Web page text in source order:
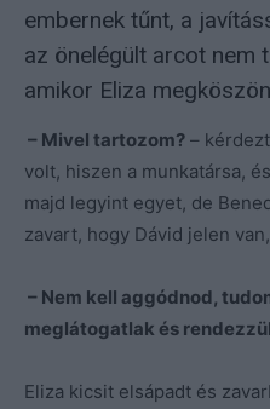
embernek tűnt, a
az önelégült arcot nem
amikor Eliza
– Mivel tartozom? –
volt, hiszen a munkatársa,
majd legyint egyet, de
zavart, hogy Dávid jelen
– Nem kell aggódnod,
meglátogatlak és
Eliza kicsit elsápadt és